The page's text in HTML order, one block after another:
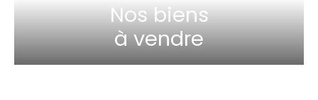
Nos biens
à vendre